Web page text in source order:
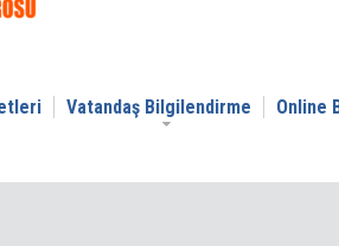
Vatandaş Bilgilendirme Online